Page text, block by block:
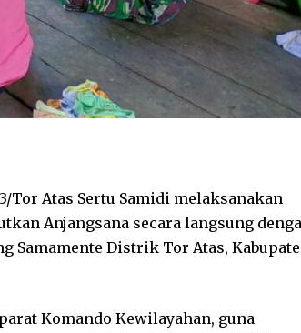
Tor Atas Sertu Samidi melaksanakan
Anjangsana secara langsung
Samamente Distrik Tor Atas,
Komando Kewilayahan, guna